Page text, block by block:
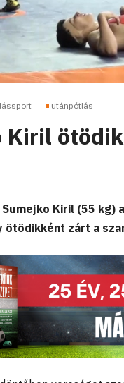
utánpótlás
Kiril
Kiril (55
zárt a